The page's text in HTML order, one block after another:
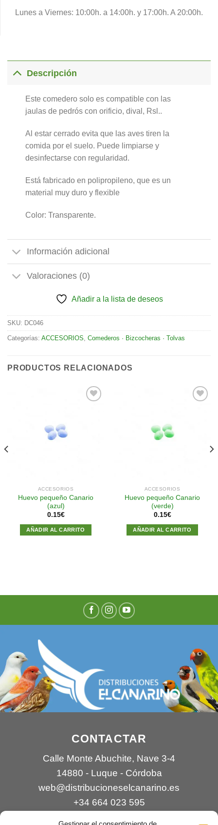
Lunes a Viernes: 10:00h. a 14:00h. y 17:00h. A 20:00h.
Descripción
Este comedero solo es compatible con las
jaulas de pedrós con orificio, dival, Rsl..
Al estar cerrado evita que las aves tiren la
comida por el suelo. Puede limpiarse y
desinfectarse con regularidad.
Está fabricado en polipropileno, que es un
material muy duro y flexible
Color: Transparente.
Información adicional
Valoraciones (0)
Añadir a la lista de deseos
SKU: DC046
Categorías: ACCESORIOS Comederos · Bizcocheras · Tolvas
PRODUCTOS RELACIONADOS
ACCESORIOS
Huevo pequeño Canario
(azul)
0.15€
AÑADIR AL CARRITO
ACCESORIOS
Huevo pequeño Canario
(verde)
0.15€
AÑADIR AL CARRITO
CONTACTAR
Calle Monte Abuchite, Nave 3-4
14880 - Luque - Córdoba
web@distribucioneselcanarino.es
+34 664 023 595